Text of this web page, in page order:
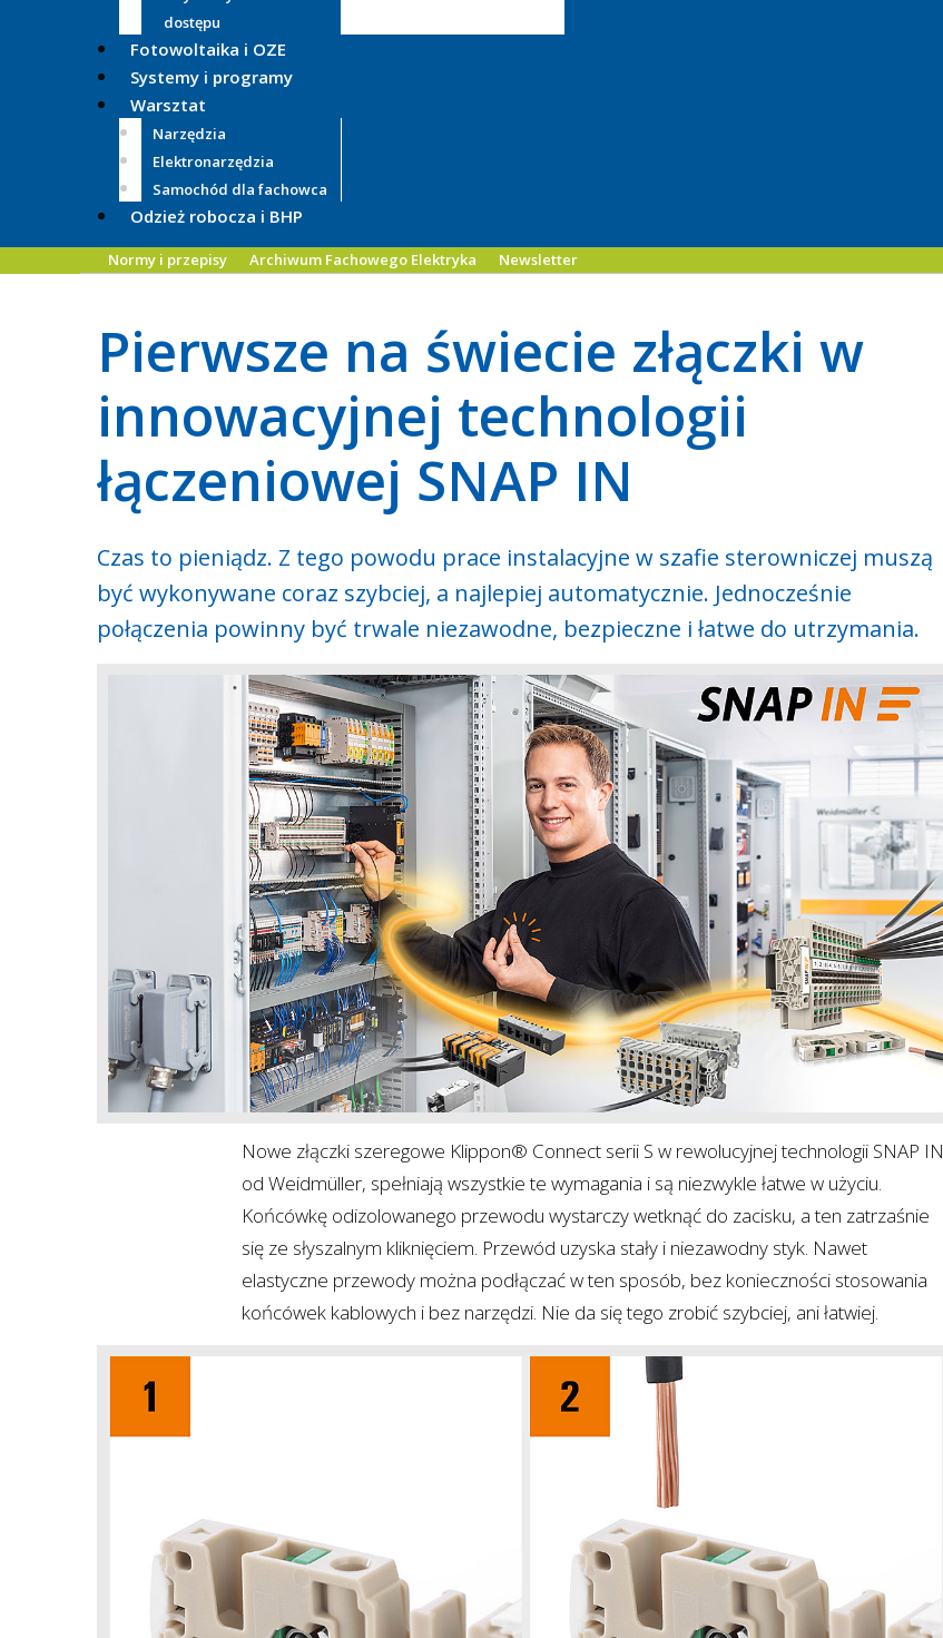
dostępu
Fotowoltaika i OZE
Systemy i programy
Warsztat
Narzędzia
Elektronarzędzia
Samochód dla fachowca
Odzież robocza i BHP
Normy i przepisy Archiwum Fachowego Elektryka Newsletter
Pierwsze na świecie złączki w
innowacyjnej technologii
łączeniowej SNAP IN
Czas to pieniądz. Z tego powodu prace instalacyjne w szafie sterowniczej muszą
być wykonywane coraz szybciej, a najlepiej automatycznie. Jednocześnie
połączenia powinny być trwale niezawodne, bezpieczne i łatwe do utrzymania.
Nowe złączki szeregowe Klippon® Connect serii S w rewolucyjnej technologii SNAP IN
od Weidmüller, spełniają wszystkie te wymagania i są niezwykle łatwe w użyciu.
Końcówkę odizolowanego przewodu wystarczy wetknąć do zacisku, a ten zatrzaśnie
się ze słyszalnym kliknięciem. Przewód uzyska stały i niezawodny styk. Nawet
elastyczne przewody można podłączać w ten sposób, bez konieczności stosowania
końcówek kablowych i bez narzędzi. Nie da się tego zrobić szybciej, ani łatwiej.